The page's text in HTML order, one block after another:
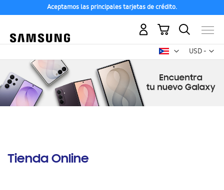
Aceptamos las principales tarjetas de crédito.
USD -
dólar
Mi carrito
Tienda Online